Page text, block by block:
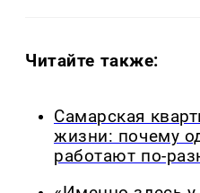
Читайте также:
Самарская
жизни: почему
работают по-